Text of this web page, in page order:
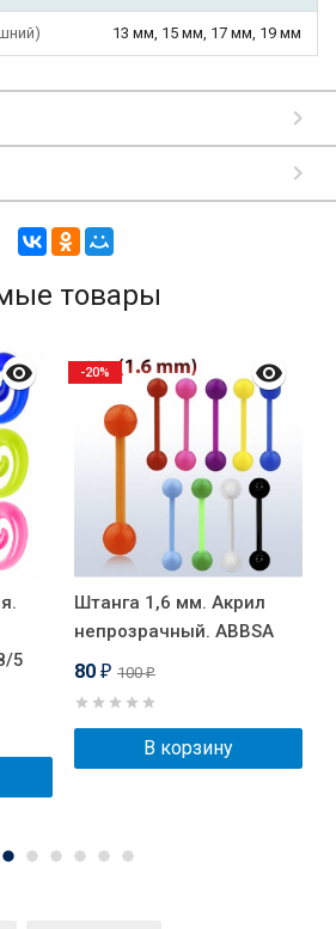
13 мм, 15 мм, 17 мм, 19 мм
товары
5
Штанга 1,6 мм. Акрил
непрозрачный. ABBSA
80 ₽ 100₽
В корзину
-20%